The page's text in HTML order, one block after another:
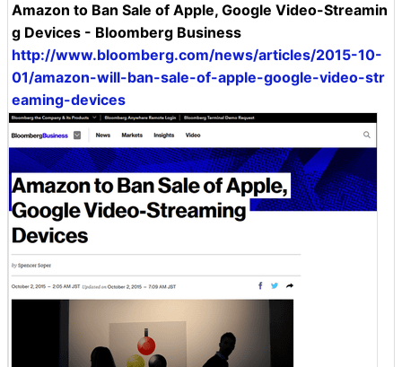
Amazon to Ban Sale of Apple, Google Video-Streamin
g Devices - Bloomberg Business
http://www.bloomberg.com/news/articles/2015-10-
01/amazon-will-ban-sale-of-apple-google-video-str
eaming-devices